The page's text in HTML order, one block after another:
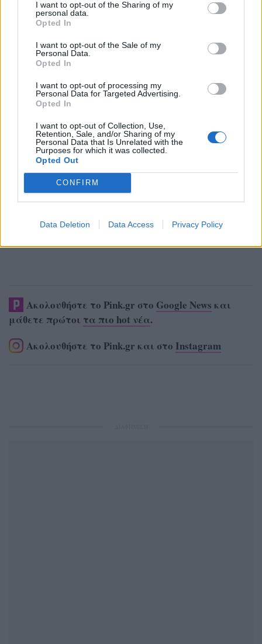
I want to opt-out of the Sharing of my
personal data.
Opted In
I want to opt-out of the Sale of my
Personal Data.
Opted In
I want to opt-out of processing my
Personal Data for Targeted Advertising.
Opted In
I want to opt-out of Collection, Use,
Retention, Sale, and/or Sharing of my
Personal Data that Is Unrelated with the
Purposes for which it was collected.
Opted Out
CONFIRM
Data Deletion Data Access Privacy Policy
Ακολουθήστε το Pink.gr στο Google News και
μάθετε πρώτοι τα πιο hot νέα.
Ακολουθήστε το Pink.gr και στο Instagram